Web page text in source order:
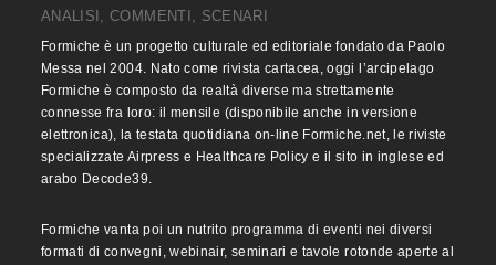
ANALISI, COMMENTI, SCENARI
Formiche è un progetto culturale ed editoriale fondato da Paolo
Messa nel 2004. Nato come rivista cartacea, oggi l’arcipelago
Formiche è composto da realtà diverse ma strettamente
connesse fra loro: il mensile (disponibile anche in versione
elettronica), la testata quotidiana on-line Formiche.net, le riviste
specializzate Airpress e Healthcare Policy e il sito in inglese ed
arabo Decode39.
Formiche vanta poi un nutrito programma di eventi nei diversi
formati di convegni, webinair, seminari e tavole rotonde aperte al